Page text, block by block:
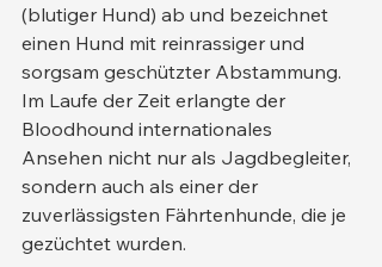
(blutiger Hund) ab und bezeichnet
einen Hund mit reinrassiger und
sorgsam geschützter Abstammung.
Im Laufe der Zeit erlangte der
Bloodhound internationales
Ansehen nicht nur als Jagdbegleiter,
sondern auch als einer der
zuverlässigsten Fährtenhunde, die je
gezüchtet wurden.